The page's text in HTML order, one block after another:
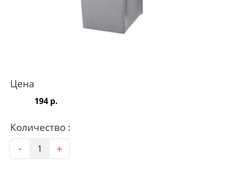
Цена
194 р.
Количество :
Количество
- +